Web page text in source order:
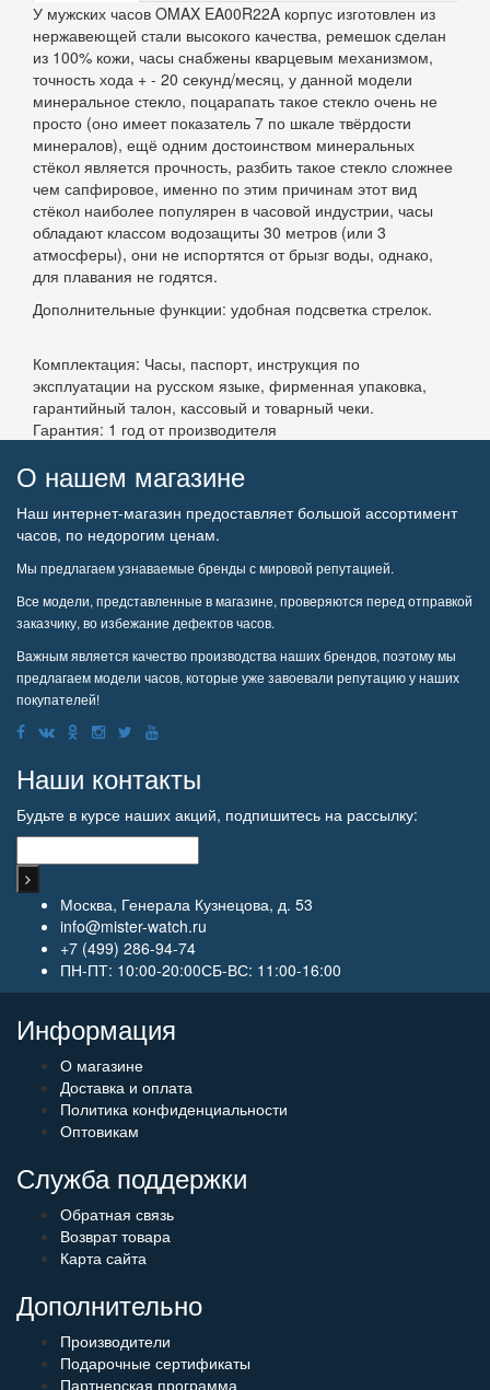
У мужских часов OMAX EA00R22A корпус изготовлен из
нержавеющей стали высокого качества, ремешок сделан
из 100% кожи, часы снабжены кварцевым механизмом,
точность хода + - 20 секунд/месяц, у данной модели
минеральное стекло, поцарапать такое стекло очень не
просто (оно имеет показатель 7 по шкале твёрдости
минералов), ещё одним достоинством минеральных
стёкол является прочность, разбить такое стекло сложнее
чем сапфировое, именно по этим причинам этот вид
стёкол наиболее популярен в часовой индустрии, часы
обладают классом водозащиты 30 метров (или 3
атмосферы), они не испортятся от брызг воды, однако,
для плавания не годятся.
Дополнительные функции: удобная подсветка стрелок.
Комплектация: Часы, паспорт, инструкция по
эксплуатации на русском языке, фирменная упаковка,
гарантийный талон, кассовый и товарный чеки.
Гарантия: 1 год от производителя
О нашем магазине
Наш интернет-магазин предоставляет большой ассортимент
часов, по недорогим ценам.
Мы предлагаем узнаваемые бренды с мировой репутацией.
Все модели, представленные в магазине, проверяются перед отправкой
заказчику, во избежание дефектов часов.
Важным является качество производства наших брендов, поэтому мы
предлагаем модели часов, которые уже завоевали репутацию у наших
покупателей!
Наши контакты
Будьте в курсе наших акций, подпишитесь на рассылку:
Москва, Генерала Кузнецова, д. 53
info@mister-watch.ru
+7 (499) 286-94-74
ПН-ПТ: 10:00-20:00СБ-ВС: 11:00-16:00
Информация
О магазине
Доставка и оплата
Политика конфиденциальности
Оптовикам
Служба поддержки
Обратная связь
Возврат товара
Карта сайта
Дополнительно
Производители
Подарочные сертификаты
Партнерская программа